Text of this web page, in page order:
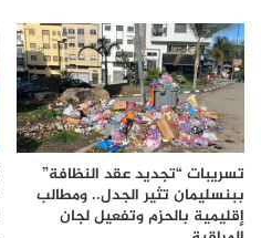
تسريبات “تجديد عقد النظافة”
ببنسليمان تثير الجدل.. ومطالب
إقليمية بالحزم وتفعيل لجان